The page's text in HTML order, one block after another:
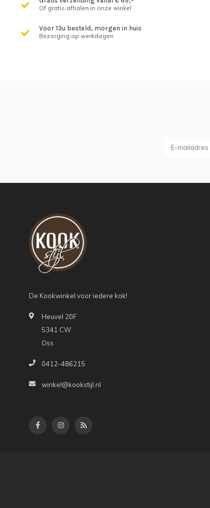
Of gratis afhalen in onze winkel
Voor 13u besteld, morgen in huis
Bezorging op werkdagen
De Kookwinkel voor iedere kok!
Heuvel 20F
5341 CW
Oss
0412-486215
winkel@kookstijl.nl